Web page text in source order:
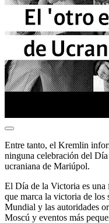
Entre tanto, el Kremlin
ninguna celebración del
ucraniana de Mariúpol.
El Día de la Victoria es una
que marca la victoria de los
Mundial y las autoridades
Moscú y eventos más